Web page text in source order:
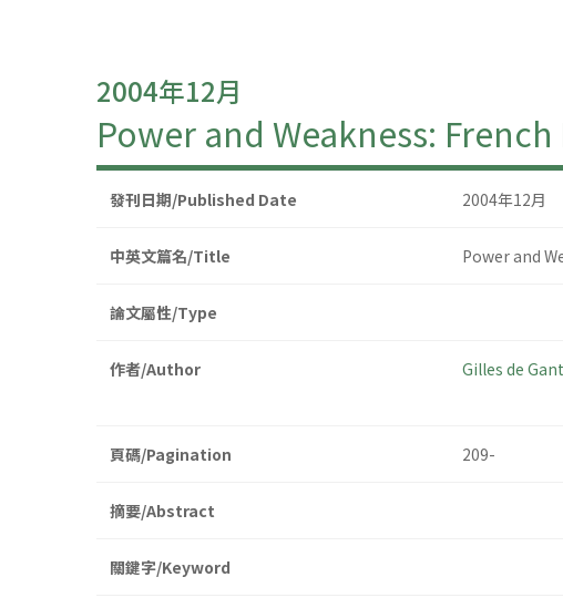
2004年12月
Power and Weakness:
發刊日期/Published Date 2004年12月
中英文篇名/Title Power and
論文屬性/Type
作者/Author Gilles de
頁碼/Pagination 209-
摘要/Abstract
關鍵字/Keyword